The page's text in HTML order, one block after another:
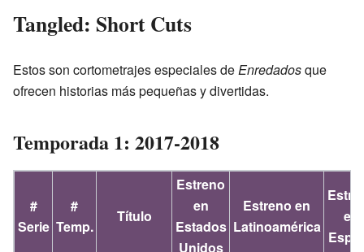
Tangled: Short Cuts
Estos son cortometrajes especiales deEnredadosque
ofrecen historias más pequeñas y divertidas.
Temporada 1: 2017-2018
#
Serie
#
Temp.
Título
Estreno
en
Estados
Unidos
Estreno en
Latinoamérica
en